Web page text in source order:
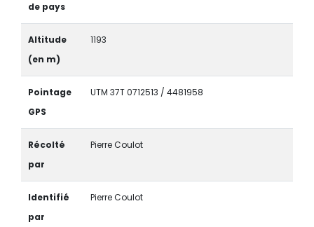
de pays
Altitude
(en m)
1193
Pointage
GPS
UTM 37T 0712513 / 4481958
Récolté
par
Pierre Coulot
Identifié
par
Pierre Coulot